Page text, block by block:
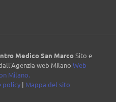
Medico San MarcoSito e
web Milano Web
Milano.
policy| Mappa del sito